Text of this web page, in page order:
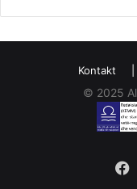
Kontakt
© 2025